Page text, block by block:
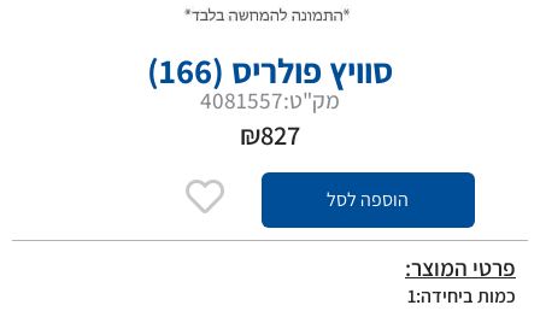
סוויץ פולריס (166)
מק"ט:4081557
₪827
הוספה לסל
פרטי המוצר:
כמות ביחידה:1